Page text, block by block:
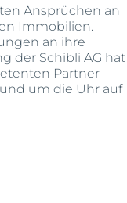
Ansprüchen an
Immobilien.
an ihre
der Schibli AG hat
Partner
um die Uhr auf